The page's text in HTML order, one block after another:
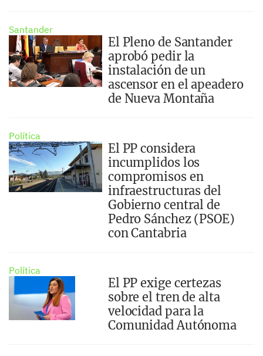
Santander
El Pleno de Santander
aprobó pedir la
instalación de un
ascensor en el apeadero
de Nueva Montaña
Política
El PP considera
incumplidos los
compromisos en
infraestructuras del
Gobierno central de
Pedro Sánchez (PSOE)
con Cantabria
Política
El PP exige certezas
sobre el tren de alta
velocidad para la
Comunidad Autónoma